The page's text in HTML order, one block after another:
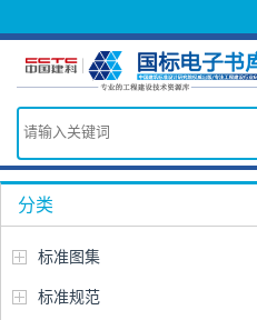
分类
标准图集
标准规范